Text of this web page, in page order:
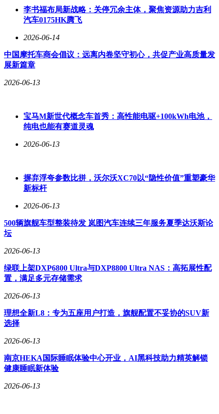
界的“圣杯”级设备。
此次收购若落地，不仅将改写徕卡的股权结构，也可能为其未
来发展注入新动能。红杉中国在科技与消费领域的资源整合能
易仍需克服多重挑战，包括考夫曼家族的最终决策、监管审批
以及支付方式的谈判等。这场跨越欧亚的资本博弈，正吸引着
李书福布局新战略：关停冗余主体，聚焦资源助力吉利
汽车0175HK腾飞
2026-06-14
中国摩托车商会倡议：远离内卷坚守初心，共促产业高质量发
展新篇章
2026-06-13
宝马M新世代概念车首秀：高性能电驱+100kWh电池，
纯电也能有赛道灵魂
2026-06-13
摒弃浮夸参数比拼，沃尔沃XC70以“隐性价值”重塑豪华
新标杆
2026-06-13
500辆旗舰车型整装待发 岚图汽车连续三年服务夏季达沃斯论
坛
2026-06-13
绿联上架DXP6800 Ultra与DXP8800 Ultra NAS：高拓展性配
置，满足多元存储需求
2026-06-13
理想全新L8：专为五座用户打造，旗舰配置不妥协的SUV新
选择
2026-06-13
南京HEKA国际睡眠体验中心开业，AI黑科技助力精英解锁
健康睡眠新体验
2026-06-13